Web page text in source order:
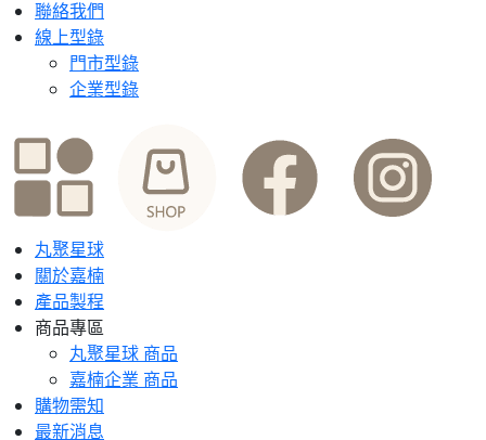
聯絡我們
線上型錄
門市型錄
企業型錄
丸聚星球
關於嘉楠
產品製程
商品專區
丸聚星球 商品
嘉楠企業 商品
購物需知
最新消息